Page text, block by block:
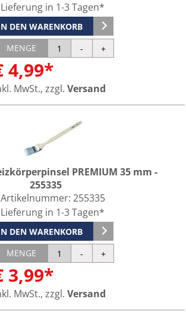
Lieferung in 1-3 Tagen*
DEN WARENKORB
MENGE
4,99*
MwSt., zzgl. Versand
PREMIUM 35 mm -
255335
Artikelnummer: 255335
Lieferung in 1-3 Tagen*
DEN WARENKORB
MENGE
3,99*
MwSt., zzgl. Versand